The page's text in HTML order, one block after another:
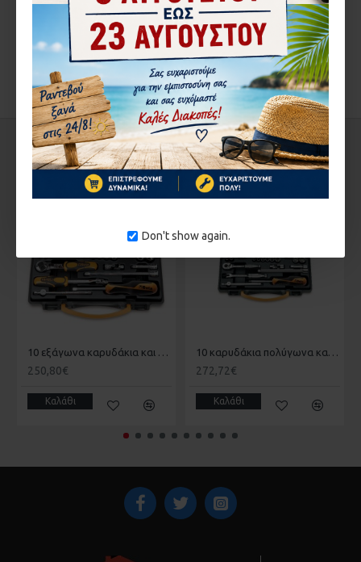
Don't show again.
ΑΞΙΟΛΟΓΉΣΕΙΣ
ΕΤΙΚΈΤΕΣ: Αυτόματη μπαλαντέζα LED 12
ΑΠΌ ΤΟΝ ΊΔΙΟ ΚΑΤΑΣΚΕΥΑΣΤΉ ΣΤΗΝ ΄ΙΔΙΑ ΚΑΤΗΓΟΡΊΑ
ΚΑΤΌΠΙΝ ΠΑΡΑΓΓΕΛΊΑΣ
10 εξάγωνα καρυδάκια και 7 βοηθητικά εξαρτήματα 1/4 BETA 009000981
250,80€
Καλάθι
ΚΑΤΌΠΙΝ ΠΑΡΑΓΓΕΛΊΑΣ
10 καρυδάκια πολύγωνα και 7 βοηθητικά εξαρτήματα, για αεροναυτική συντήρηση 1/4 BETA 009000982
272,72€
Καλάθι